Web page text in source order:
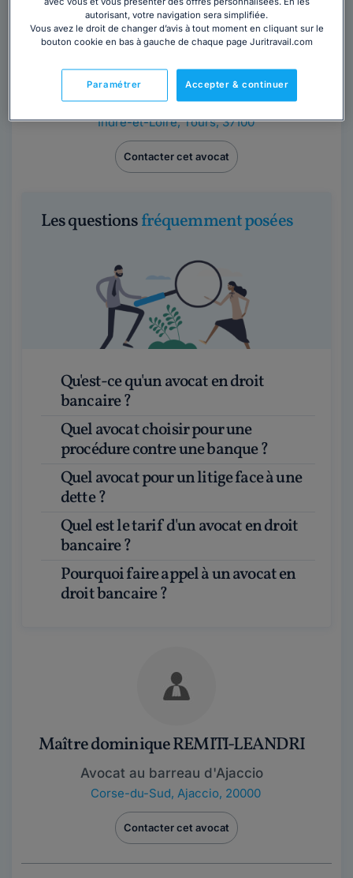
Maître Jean-Philippe VASLIN
Avocat au barreau de Tours
Indre-et-Loire,Tours, 37100
Contacter cet avocat
Les questionsfréquemment posées
Qu'est-ce qu'un avocat en droit
bancaire ?
Quel avocat choisir pour une
procédure contre une banque ?
Quel avocat pour un litige face à une
dette ?
Quel est le tarif d'un avocat en droit
bancaire ?
Pourquoi faire appel à un avocat en
droit bancaire ?
Maître dominique REMITI-LEANDRI
Avocat au barreau d'Ajaccio
Corse-du-Sud, Ajaccio, 20000
Contacter cet avocat
autorisant, votre navigation sera simplifiée.
Vous avez le droit de changer d’avis à tout moment en cliquant sur le
bouton cookie en bas à gauche de chaque page Juritravail.com
Accepter & continuer
Paramétrer